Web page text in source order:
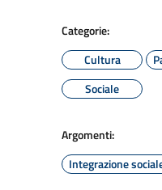
Categorie:
Cultura
Sociale
Argomenti:
Integrazione